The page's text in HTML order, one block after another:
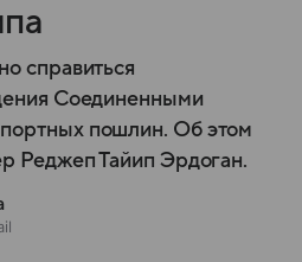
справиться
Соединенными
пошлин. Об этом
Реджеп Тайип Эрдоган.